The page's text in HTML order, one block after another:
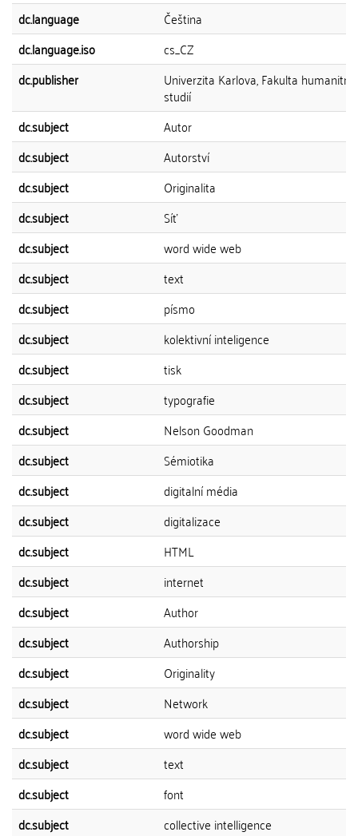
dc.language
Čeština
dc.language.iso
cs_CZ
dc.publisher
Univerzita Karlova, Fakulta
studií
dc.subject
Autor
dc.subject
Autorství
dc.subject
Originalita
dc.subject
Síť
dc.subject
word wide web
dc.subject
text
dc.subject
písmo
dc.subject
kolektivní inteligence
dc.subject
tisk
dc.subject
typografie
dc.subject
Nelson Goodman
dc.subject
Sémiotika
dc.subject
digitalní média
dc.subject
digitalizace
dc.subject
HTML
dc.subject
internet
dc.subject
Author
dc.subject
Authorship
dc.subject
Originality
dc.subject
Network
dc.subject
word wide web
dc.subject
text
dc.subject
font
dc.subject
collective intelligence